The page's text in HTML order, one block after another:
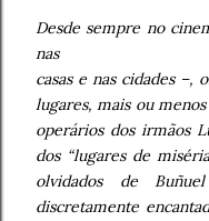
Desde sempre no
nas
casas e nas cidades –,
lugares, mais ou
operários dos irmãos
dos “lugares de
olvidados de
discretamente